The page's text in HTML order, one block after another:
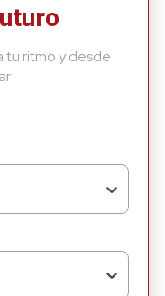
tu ritmo y desde